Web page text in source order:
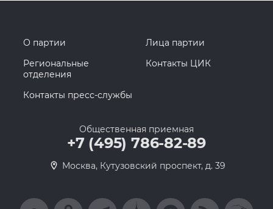
О партии
Лица партии
Региональные
отделения
Контакты ЦИК
Контакты пресс-службы
Общественная приемная
+7 (495) 786-82-89
Москва, Кутузовский проспект, д. 39